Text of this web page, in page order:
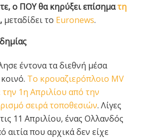
ο ΠΟΥ θα κηρύξει επίσηματη
, μεταδίδει το Euronews.
έντονα τα διεθνή μέσα
Το κρουαζιερόπλοιο MV
1η Απριλίου από την
σειρά τοποθεσιών. Λίγες
11 Απριλίου, ένας Ολλανδός
αιτία που αρχικά δεν είχε